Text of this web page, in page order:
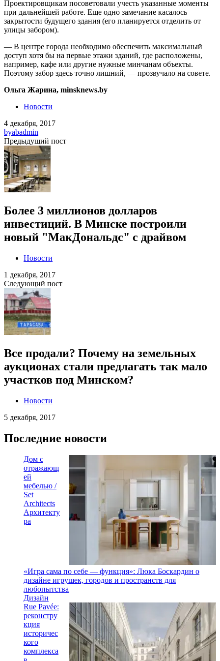
Проектировщикам посоветовали учесть указанные моменты
при дальнейшей работе. Еще одно замечание касалось
закрытости будущего здания (его планируется отделить от
улицы забором).
— В центре города необходимо обеспечить максимальный
доступ хотя бы на первые этажи зданий, где расположены,
например, кафе или другие нужные минчанам объекты.
Поэтому забор здесь точно лишний, — прозвучало на совете.
Ольга Жарина, minsknews.by
Новости
4 декабря, 2017
byabadmin
Предыдущий пост
Более 3 миллионов долларов
инвестиций. В Минске построили
новый "МакДональдс" с драйвом
Новости
1 декабря, 2017
Следующий пост
Все продали? Почему на земельных
аукционах стали предлагать так мало
участков под Минском?
Новости
5 декабря, 2017
Последние новости
Дом с
отражающ
ей
мебелью /
Set
Architects
Архитекту
ра
«Игра сама по себе — функция»: Люка Боскардин о
дизайне игрушек, городов и пространств для
любопытства
Дизайн
Rue Pavée:
реконстру
кция
историчес
кого
комплекса